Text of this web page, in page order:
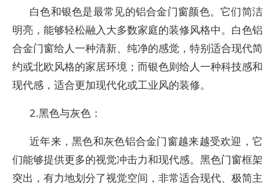
白色和银色是最常见的铝合金门窗颜色。它们简洁
明亮，能够轻松融入大多数家庭的装修风格中。白色铝
合金门窗给人一种清新、纯净的感觉，特别适合现代简
约或北欧风格的家居环境；而银色则给人一种科技感和
现代感，适合更加现代化或工业风的装修。
2.黑色与灰色：
近年来，黑色和灰色铝合金门窗越来越受欢迎，它
们能够提供更多的视觉冲击力和现代感。黑色门窗框架
突出，有力地划分了视觉空间，非常适合现代、极简主